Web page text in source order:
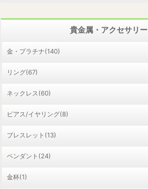
貴金属・アクセサリー
金・プラチナ(140)
リング(67)
ネックレス(60)
ピアス/イヤリング(8)
ブレスレット(13)
ペンダント(24)
金杯(1)